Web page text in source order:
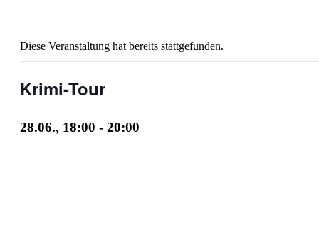
Diese Veranstaltung hat bereits stattgefunden.
Krimi-Tour
28.06., 18:00 - 20:00